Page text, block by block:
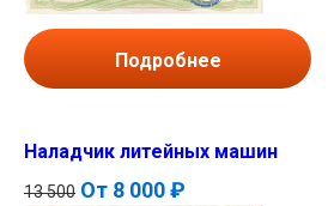
Подробнее
Наладчик литейных машин
13 500 От 8 000 ₽